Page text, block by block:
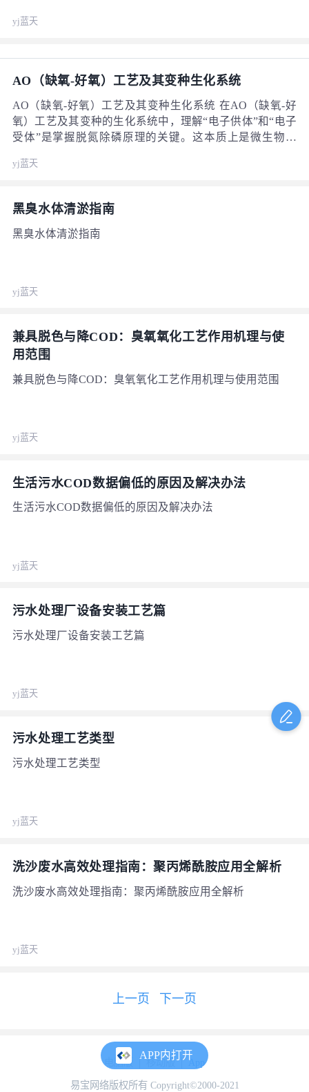
yj蓝天
AO（缺氧-好氧）工艺及其变种生化系统
AO（缺氧-好氧）工艺及其变种生化系统 在AO（缺氧-好
氧）工艺及其变种的生化系统中，理解“电子供体”和“电子
受体”是掌握脱氮除磷原理的关键。这本质上是微生物在
能量物质），电子受体 = 呼吸气体（接受电子完成能量代
子供体，谁提供了电子？ 有机物：污水中的易降解COD，
如BOD。
yj蓝天
黑臭水体清淤指南
黑臭水体清淤指南
yj蓝天
兼具脱色与降COD：臭氧氧化工艺作用机理与使
用范围
兼具脱色与降COD：臭氧氧化工艺作用机理与使用范围
yj蓝天
生活污水COD数据偏低的原因及解决办法
生活污水COD数据偏低的原因及解决办法
yj蓝天
污水处理厂设备安装工艺篇
污水处理厂设备安装工艺篇
yj蓝天
污水处理工艺类型
污水处理工艺类型
yj蓝天
洗沙废水高效处理指南：聚丙烯酰胺应用全解析
洗沙废水高效处理指南：聚丙烯酰胺应用全解析
yj蓝天
上一页 下一页
APP内打开
电脑版 移动版 App
易宝网络版权所有 Copyright©2000-2021